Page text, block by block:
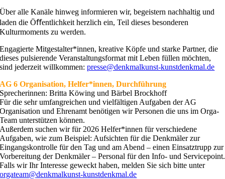
Über alle Kanäle hinweg informieren wir, begeistern nachhaltig und
laden die Öﬀentlichkeit herzlich ein, Teil dieses besonderen
Kulturmoments zu werden.
Engagierte Mitgestalter*innen, kreative Köpfe und starke Partner, die
dieses pulsierende Veranstaltungsformat mit Leben füllen möchten,
sind jederzeit willkommen:presse@denkmalkunst-kunstdenkmal.de
AG 6 Organisation, Helfer*innen, Durchführung
Sprecherinnen: Britta Köwing und Bärbel Brockhoff
Für die sehr umfangreichen und vielfältigen Aufgaben der AG
Organisation und Ehrenamt benötigen wir Personen die uns im Orga-
Team unterstützen können.
Außerdem suchen wir für 2026 Helfer*innen für verschiedene
Aufgaben, wie zum Beispiel: Aufsichten für die Denkmäler zur
Eingangskontrolle für den Tag und am Abend – einen Einsatztrupp zur
Vorbereitung der Denkmäler – Personal für den Info- und Servicepoint.
Falls wir Ihr Interesse geweckt haben, melden Sie sich bitte unter
orgateam@denkmalkunst-kunstdenkmal.de